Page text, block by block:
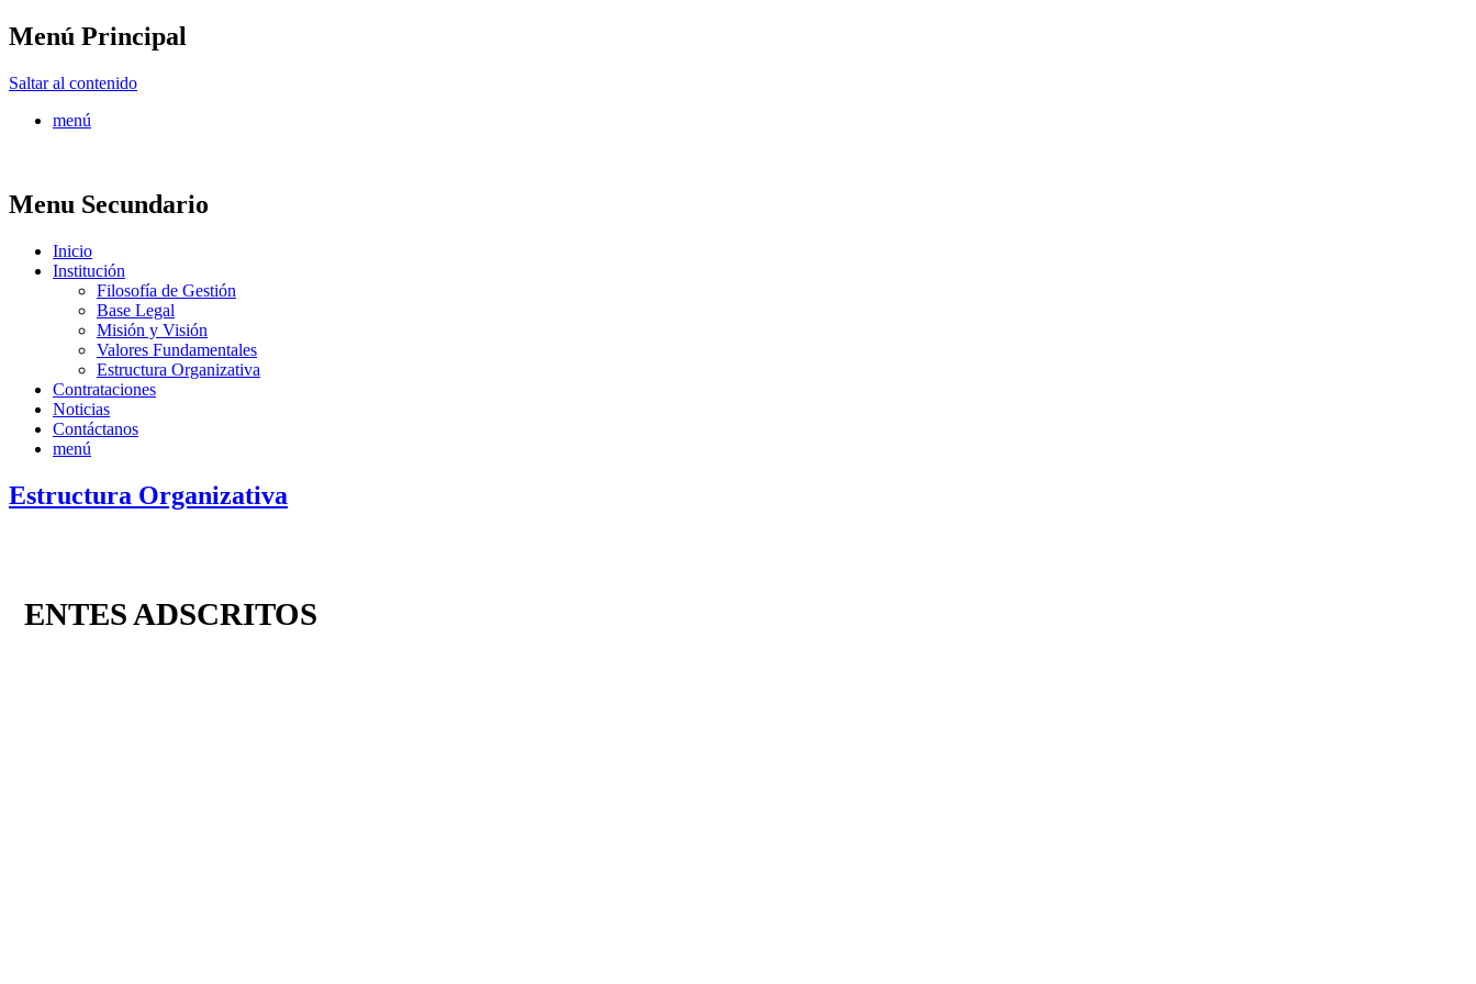
Menú Principal
Saltar al contenido
menú
Menu Secundario
Inicio
Institución
Filosofía de Gestión
Base Legal
Misión y Visión
Valores Fundamentales
Estructura Organizativa
Contrataciones
Noticias
Contáctanos
menú
Estructura Organizativa
ENTES ADSCRITOS